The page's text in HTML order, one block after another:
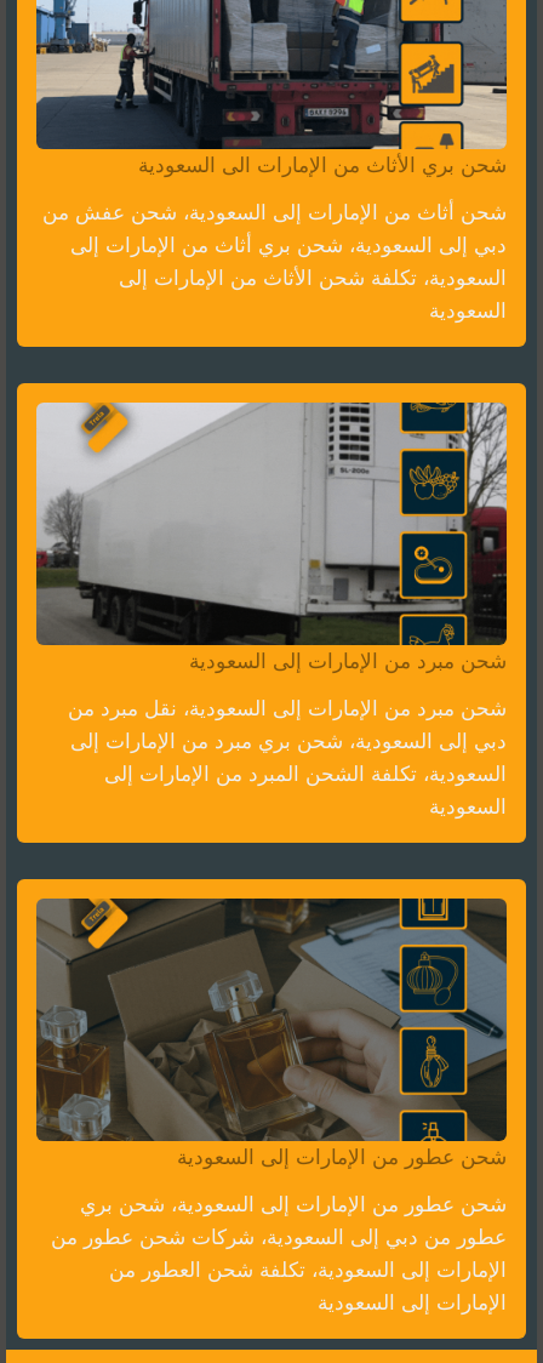
شحن بري الأثاث من الإمارات الى السعودية
شحن أثاث من الإمارات إلى السعودية، شحن عفش من
دبي إلى السعودية، شحن بري أثاث من الإمارات إلى
السعودية، تكلفة شحن الأثاث من الإمارات إلى
السعودية
شحن مبرد من الإمارات إلى السعودية
شحن مبرد من الإمارات إلى السعودية، نقل مبرد من
دبي إلى السعودية، شحن بري مبرد من الإمارات إلى
السعودية، تكلفة الشحن المبرد من الإمارات إلى
السعودية
شحن عطور من الإمارات إلى السعودية
شحن عطور من الإمارات إلى السعودية، شحن بري
عطور من دبي إلى السعودية، شركات شحن عطور من
الإمارات إلى السعودية، تكلفة شحن العطور من
الإمارات إلى السعودية